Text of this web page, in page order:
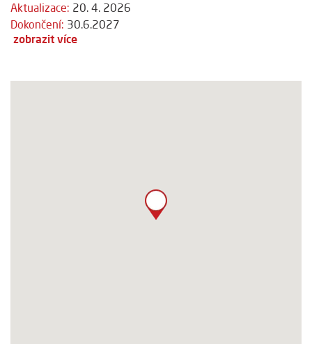
Aktualizace: 20. 4. 2026
Dokončení: 30.6.2027
zobrazit více